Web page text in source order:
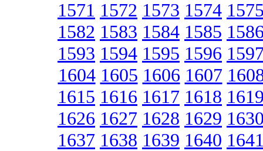
1571 1572 1573 1574
1582 1583 1584 1585
1593 1594 1595 1596
1604 1605 1606 1607
1615 1616 1617 1618
1626 1627 1628 1629
1637 1638 1639 1640